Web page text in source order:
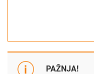
PAŽNJA!